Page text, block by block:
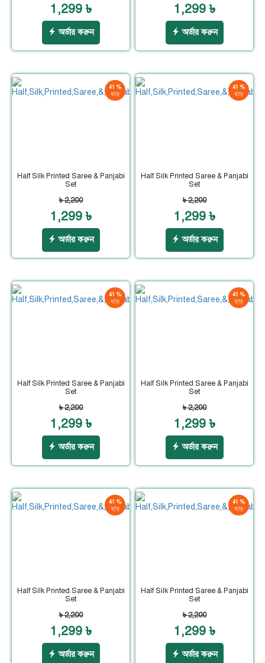
1,299 ৳
অর্ডার করুন
1,299 ৳
অর্ডার করুন
41 %
ছাড়
Half Silk Printed Saree & Panjabi
Set
৳ 2,200
1,299 ৳
অর্ডার করুন
41 %
ছাড়
Half Silk Printed Saree & Panjabi
Set
৳ 2,200
1,299 ৳
অর্ডার করুন
41 %
ছাড়
Half Silk Printed Saree & Panjabi
Set
৳ 2,200
1,299 ৳
অর্ডার করুন
41 %
ছাড়
Half Silk Printed Saree & Panjabi
Set
৳ 2,200
1,299 ৳
অর্ডার করুন
41 %
ছাড়
Half Silk Printed Saree & Panjabi
Set
৳ 2,200
1,299 ৳
অর্ডার করুন
41 %
ছাড়
Half Silk Printed Saree & Panjabi
Set
৳ 2,200
1,299 ৳
অর্ডার করুন